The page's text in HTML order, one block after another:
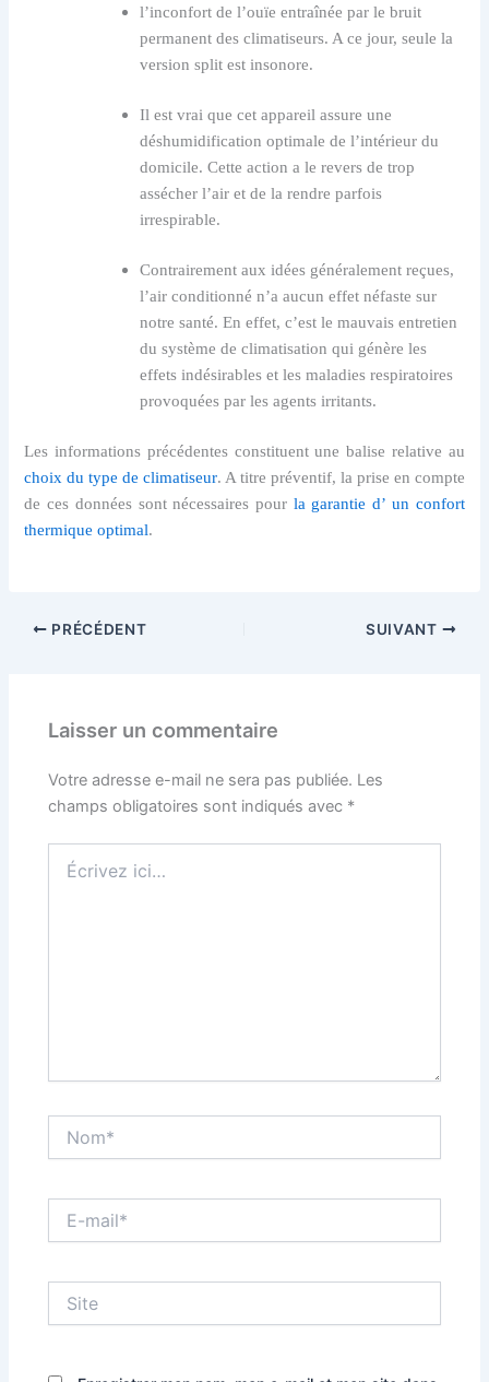
l’inconfort de l’ouïe entraînée par le bruit
permanent des climatiseurs. A ce jour, seule la
version split est insonore.
Il est vrai que cet appareil assure une
déshumidification optimale de l’intérieur du
domicile. Cette action a le revers de trop
assécher l’air et de la rendre parfois
irrespirable.
Contrairement aux idées généralement reçues,
l’air conditionné n’a aucun effet néfaste sur
notre santé. En effet, c’est le mauvais entretien
du système de climatisation qui génère les
effets indésirables et les maladies respiratoires
provoquées par les agents irritants.
Les informations précédentes constituent une balise relative au
choix du type de climatiseur. A titre préventif, la prise en compte
de ces données sont nécessaires pour la garantie d’ un confort
thermique optimal.
PRÉCÉDENT SUIVANT
Laisser un commentaire
Votre adresse e-mail ne sera pas publiée. Les
champs obligatoires sont indiqués avec *
ici…
mail*